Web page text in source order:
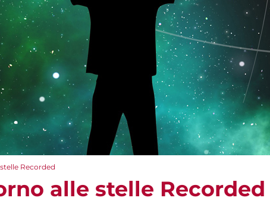
Recorded
alle stelle Recorded